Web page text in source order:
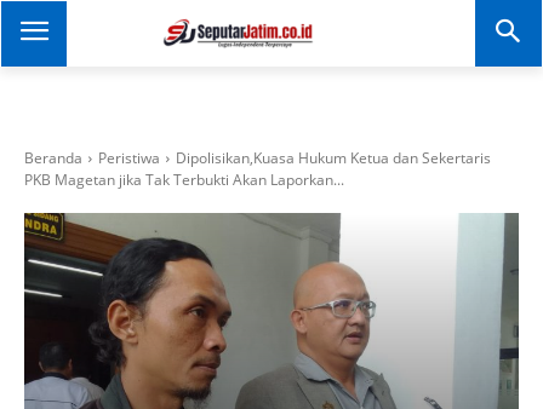
SEPUTAR JATIM
Portal Informasi Dan
Beranda Peristiwa
Dipolisikan,Kuasa Hukum Ketua dan Sekertaris
PKB Magetan jika Tak Terbukti Akan Laporkan...